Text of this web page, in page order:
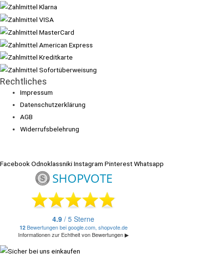
Rechtliches
Impressum
Datenschutzerklärung
AGB
Widerrufsbelehrung
FacebookOdnoklassnikiInstagram PinterestWhatsapp